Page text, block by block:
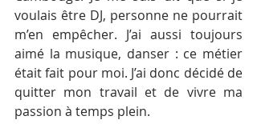
voulais être DJ, personne ne pourrait
m’en empêcher. J’ai aussi toujours
aimé la musique, danser : ce métier
était fait pour moi. J’ai donc décidé de
quitter mon travail et de vivre ma
passion à temps plein.